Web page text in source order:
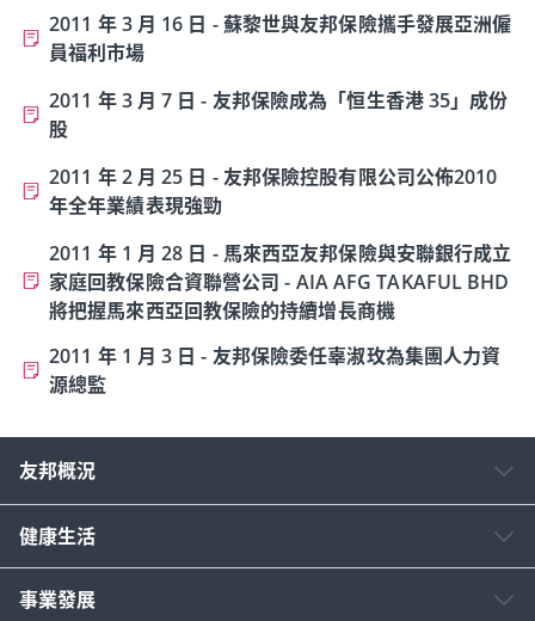
2011 年 3 月 16 日 - 蘇黎世與友邦保險攜手發展亞洲僱
員福利市場
2011 年 3 月 7 日 - 友邦保險成為「恒生香港 35」成份
股
2011 年 2 月 25 日 - 友邦保險控股有限公司公佈2010
年全年業績表現強勁
2011 年 1 月 28 日 - 馬來西亞友邦保險與安聯銀行成立
家庭回教保險合資聯營公司 - AIA AFG TAKAFUL BHD
將把握馬來西亞回教保險的持續增長商機
2011 年 1 月 3 日 - 友邦保險委任辜淑玫為集團人力資
源總監
友邦概況
健康生活
事業發展